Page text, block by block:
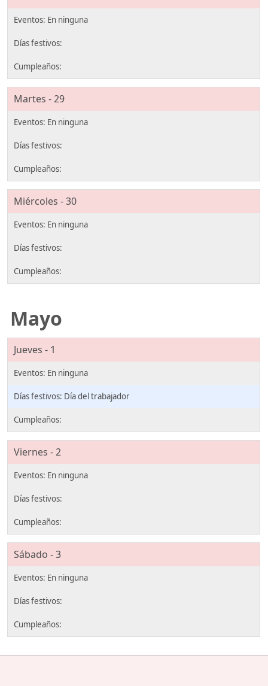
Martes - 29
Miércoles - 30
Mayo
Jueves - 1
Día del trabajador
Viernes - 2
Sábado - 3